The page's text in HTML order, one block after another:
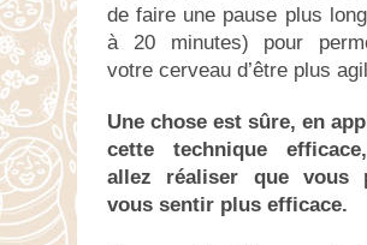
de faire une pause plus
à 20 minutes) pour
votre cerveau d’être plus
Une chose est sûre, en
cette technique
allez réaliser que vous
vous sentir plus efficace.